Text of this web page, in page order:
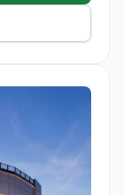
zur
Profi-